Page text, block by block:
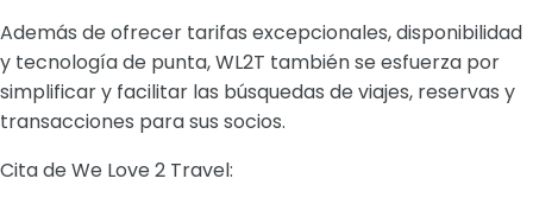
Además de ofrecer tarifas excepcionales, disponibilidad
y tecnología de punta, WL2T también se esfuerza por
simplificar y facilitar las búsquedas de viajes, reservas y
transacciones para sus socios.
Cita de We Love 2 Travel: